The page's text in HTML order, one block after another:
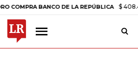
BANCO DE LA REPÚBLICA $ 408.498,97